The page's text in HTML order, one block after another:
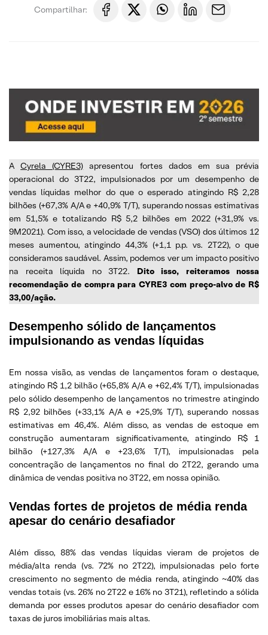
Compartilhar:
ACyrela (CYRE3) apresentou fortes dados em sua prévia
operacional do 3T22, impulsionados por um desempenho de
vendas líquidas melhor do que o esperado atingindo R$ 2,28
bilhões (+67,3% A/A e +40,9% T/T), superando nossas estimativas
em 51,5% e totalizando R$ 5,2 bilhões em 2022 (+31,9% vs.
9M2021). Com isso, a velocidade de vendas (VSO) dos últimos 12
meses aumentou, atingindo 44,3% (+1,1 p.p. vs. 2T22), o que
consideramos saudável. Assim, podemos ver um impacto positivo
na receita líquida no 3T22. Dito isso, reiteramos nossa
recomendação de compra para CYRE3 com preço-alvo de R$
33,00/ação.
Desempenho sólido de lançamentos
impulsionando as vendas líquidas
Em nossa visão, as vendas de lançamentos foram o destaque,
atingindo R$ 1,2 bilhão (+65,8% A/A e +62,4% T/T), impulsionadas
pelo sólido desempenho de lançamentos no trimestre atingindo
R$ 2,92 bilhões (+33,1% A/A e +25,9% T/T), superando nossas
estimativas em 46,4%. Além disso, as vendas de estoque em
construção aumentaram significativamente, atingindo R$ 1
bilhão (+127,3% A/A e +23,6% T/T), impulsionadas pela
concentração de lançamentos no final do 2T22, gerando uma
dinâmica de vendas positiva no 3T22, em nossa opinião.
Vendas fortes de projetos de média renda
apesar do cenário desafiador
Além disso, 88% das vendas líquidas vieram de projetos de
média/alta renda (vs. 72% no 2T22), impulsionadas pelo forte
crescimento no segmento de média renda, atingindo ~40% das
vendas totais (vs. 26% no 2T22 e 16% no 3T21), refletindo a sólida
demanda por esses produtos apesar do cenário desafiador com
taxas de juros imobiliárias mais altas.